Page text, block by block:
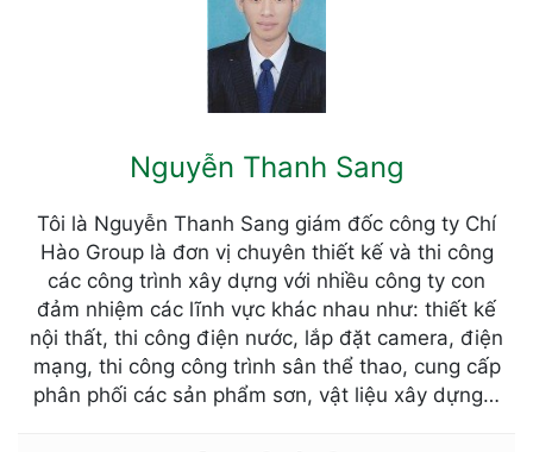
Nguyễn Thanh Sang
Tôi là Nguyễn Thanh Sang giám đốc công ty Chí
Hào Group là đơn vị chuyên thiết kế và thi công
các công trình xây dựng với nhiều công ty con
đảm nhiệm các lĩnh vực khác nhau như: thiết kế
nội thất, thi công điện nước, lắp đặt camera, điện
mạng, thi công công trình sân thể thao, cung cấp
phân phối các sản phẩm sơn, vật liệu xây dựng…